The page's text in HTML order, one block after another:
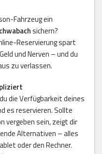
Fahrzeug ein
sichern?
Reservierung spart
und Nerven – und du
zu verlassen.
die Verfügbarkeit deines
es reservieren. Sollte
vergeben sein, zeigt dir
Alternativen – alles
oder den Rechner.